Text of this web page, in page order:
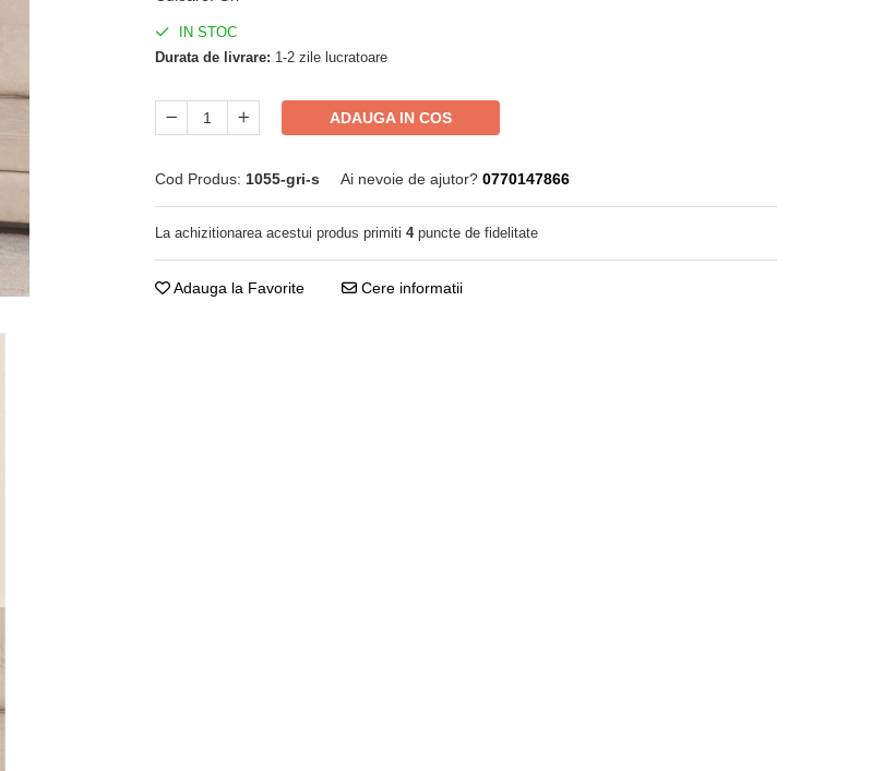
IN STOC
Durata de livrare: 1-2 zile lucratoare
ADAUGA IN COS
Cod Produs: 1055-gri-s Ai nevoie de ajutor? 0770147866
La achizitionarea acestui produs primiti 4puncte de fidelitate
Adauga la Favorite Cere informatii